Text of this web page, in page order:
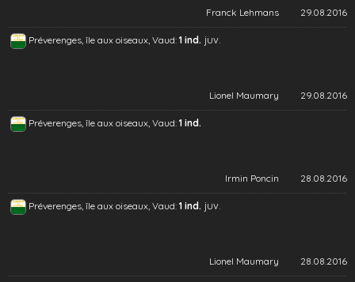
Franck Lehmans 29.08.2016
Préverenges, île aux oiseaux, Vaud: 1 ind. juv.
Lionel Maumary 29.08.2016
Préverenges, île aux oiseaux, Vaud: 1 ind.
Irmin Poncin 28.08.2016
Préverenges, île aux oiseaux, Vaud: 1 ind. juv.
Lionel Maumary 28.08.2016